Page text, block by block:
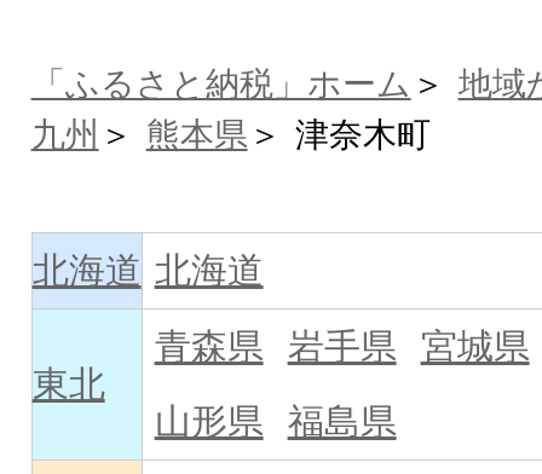
「ふるさと納税」ホーム
地域
九州
熊本県 津奈木町
北海道 北海道
東北
青森県 岩手県
宮城県
山形県
福島県